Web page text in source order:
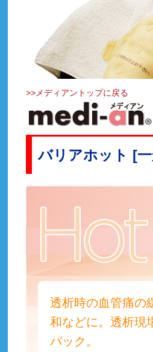
>>メディアントップに戻る
バリアホット [
透析時の血管痛の
和などに。透析現
パック。